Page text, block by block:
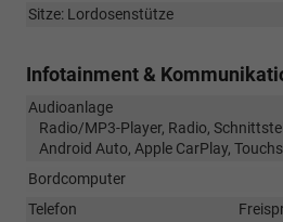
Sitze: Lordosenstütze
Infotainment &
Audioanlage
Radio/MP3-Player, Radio,
Android Auto, Apple CarPlay,
Bordcomputer
Telefon